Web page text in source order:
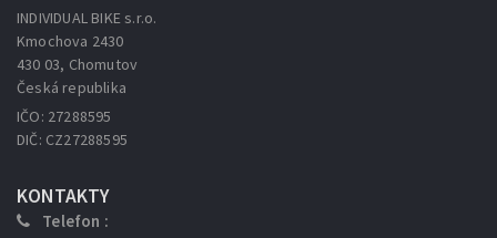
INDIVIDUAL BIKE s.r.o.
Kmochova 2430
430 03, Chomutov
Česká republika
IČO: 27288595
DIČ: CZ27288595
KONTAKTY
Telefon :